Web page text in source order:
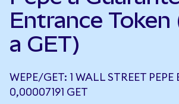
Entrance Token
a GET)
WEPE/GET: 1 WALL STREET
0,00007191 GET